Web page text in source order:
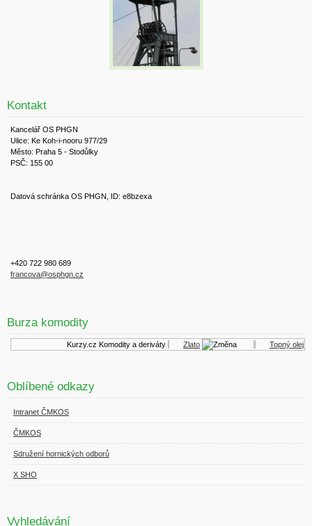
Kontakt
Kancelář OS PHGN
Ulice: Ke Koh-i-nooru 977/29
Město: Praha 5 - Stodůlky
PSČ: 155 00
Datová schránka OS PHGN, ID: e8bzexa
+420 722 980 689
francova@osphgn.cz
Burza komodity
Kurzy.cz Komodity a deriváty Zlato Topný olej
Oblíbené odkazy
Intranet ČMKOS
ČMKOS
Sdružení hornických odborů
X SHO
Vyhledávání